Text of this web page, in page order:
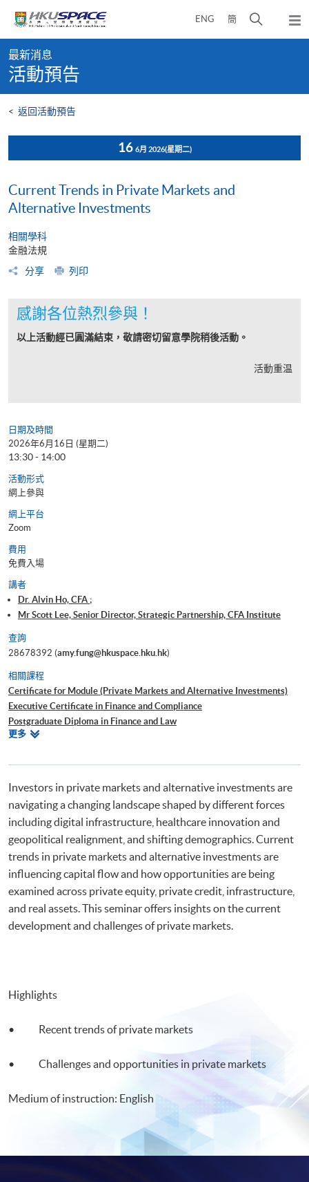
content
ENG 簡
開
彈
出
content
start
最新消息
活動預告
< 返回活動預告
16 6月 2026(星期二)
Current Trends in Private Markets and
Alternative Investments
相關學科
金融法規
分享
列印
感謝各位熱烈參與！
以上活動經已圓滿結束，敬請密切留意學院稍後活動。
活動重温
日期及時間
2026年6月16日 (星期二)
13:30 - 14:00
活動形式
網上參與
網上平台
Zoom
費用
免費入場
講者
Dr. Alvin Ho, CFA ;
Mr Scott Lee, Senior Director, Strategic Partnership, CFA Institute
查詢
28678392 (amy.fung@hkuspace.hku.hk)
相關課程
Certificate for Module (Private Markets and Alternative Investments)
Executive Certificate in Finance and Compliance
Postgraduate Diploma in Finance and Law
Advanced Diploma in Finance (Investment)
更多相
Investors in private markets and alternative investments are
navigating a changing landscape shaped by different forces
including digital infrastructure, healthcare innovation and
geopolitical realignment, and shifting demographics. Current
trends in private markets and alternative investments are
influencing capital flow and how opportunities are being
examined across private equity, private credit, infrastructure,
and real assets. This seminar offers insights on the current
development and challenges of private markets.
Highlights
• Recent trends of private markets
• Challenges and opportunities in private markets
Medium of instruction: English